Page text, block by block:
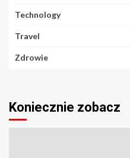
Technology
Travel
Zdrowie
Koniecznie zobacz